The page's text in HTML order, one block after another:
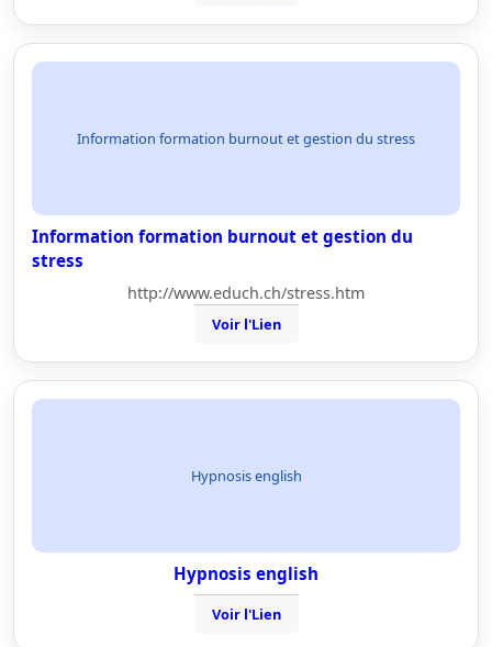
Information formation burnout et gestion du stress
Information formation burnout et gestion du
stress
http://www.educh.ch/stress.htm
Voir l'Lien
Hypnosis english
Hypnosis english
Voir l'Lien